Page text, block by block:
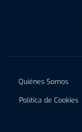
Quiénes Somos
Política de Cookies